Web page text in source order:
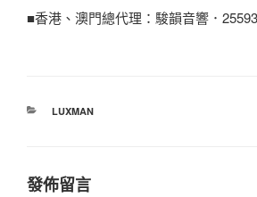
■香港、澳門總代理：駿韻音響．
分
LUXMAN
發佈留言